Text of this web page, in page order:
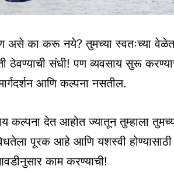
असे का करू नये? तुमच्या स्वतःच्या
ठेवण्याची संधी! पण व्यवसाय सुरू
आणि कल्पना नसतील.
कल्पना देत आहोत ज्यातून तुम्हाला
पूरक आहे आणि यशस्वी होण्यासाठी
काम करण्याची!